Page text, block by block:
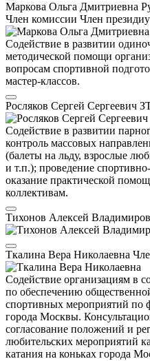
Маркова Ольга Дмитриевна
Член комиссии Член
Содействие в развитии
методической помощи
вопросам спортивной
мастер-классов.
Росляков Сергей Сергеевич
Содействие в развитии
контроль массовых
(балеты на льду, взрослые
и т.п.); проведение
оказание практической
коллективам.
Тихонов Алексей
Ткалина Вера Николаевна
Содействие организациям в
по обеспечению
спортивных мероприятий по
города Москвы.
согласование положений и
любительских мероприятий
катания на коньках города